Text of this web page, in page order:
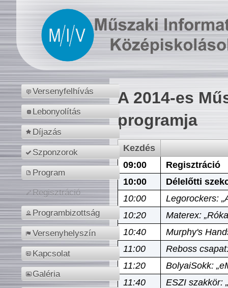
Versenyfelhívás
Lebonyolítás
Díjazás
Szponzorok
Program
Regisztráció
Programbizottság
Versenyhelyszín
Kapcsolat
Galéria
A 2014-es
programja
Kezdés
09:00
Regisztráció
10:00
Délelőtti
10:00
Legorockers:
10:20
Materex:
10:40
Murphy's
11:00
Reboss
11:20
BolyaiSokk:
11:40
ESZI szakkör: